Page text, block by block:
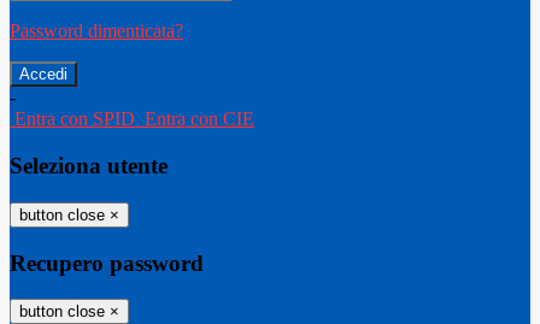
Password dimenticata?
-
Entra con SPID Entra con CIE
Seleziona utente
button close ×
Recupero password
button close ×